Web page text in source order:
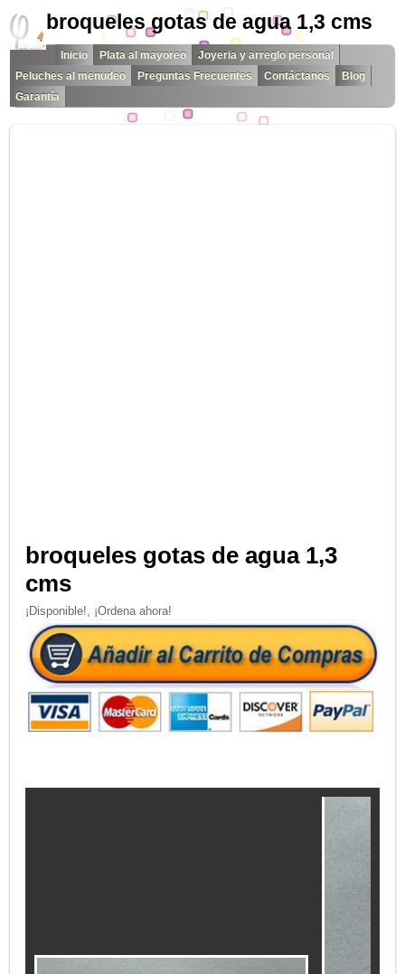
broqueles gotas de agua 1,3 cms
Inicio Plata al mayoreo
Joyeria y arreglo personal
Peluches al menudeo
Preguntas Frecuentes Contáctanos
Blog
Garantía
broqueles gotas de agua 1,3
cms
¡Disponible!, ¡Ordena ahora!